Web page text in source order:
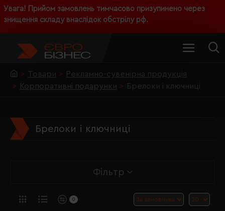
Увага! Прийом замовлень тимчасово призупинено через
знищення складу внаслідок обстрілу рф.
Товари
Рекламно-сувенірна продукція
Корпоративні подарунки
Брелоки і ключниці
Брелоки і ключниці
Фільтр
0